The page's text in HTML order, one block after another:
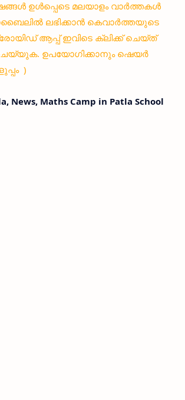
ഉൾപ്പെടെ മലയാളം വാർത്തകൾ
ലഭിക്കാൻ കെവാർത്തയുടെ
ആപ്പ് ഇവിടെ ക്ലിക്ക് ചെയ്ത്
ഉപയോഗിക്കാനും ഷെയർ
)
News, Maths Camp in Patla School